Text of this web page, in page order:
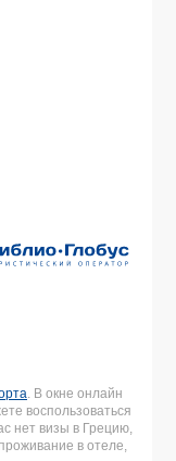
. В окне онлайн
воспользоваться
нет визы в Грецию,
в отеле,